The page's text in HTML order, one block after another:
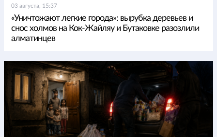
03 августа, 15:37
«Уничтожают легкие города»: вырубка деревьев и
снос холмов на Кок-Жайляу и Бутаковке разозлили
алматинцев